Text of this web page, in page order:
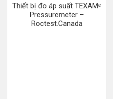
Thiết bị đo áp suất TEXAMᵉ
Pressuremeter –
Roctest.Canada